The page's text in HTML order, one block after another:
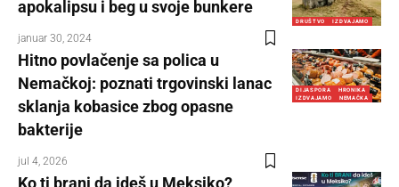
DRUŠTVO IZDVAJAMO
apokalipsu i beg u svoje bunkere
januar 30, 2024
DIJASPORA
HRONIKA
IZDVAJAMO
NEMAČKA
Hitno povlačenje sa polica u
Nemačkoj: poznati trgovinski lanac
sklanja kobasice zbog opasne
bakterije
jul 4, 2026
Ko ti brani da ideš u Meksiko?